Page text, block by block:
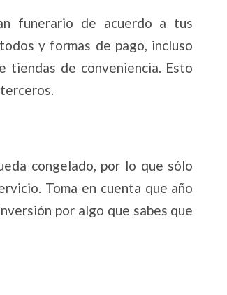
funerario de acuerdo a tus
y formas de pago, incluso
tiendas de conveniencia. Esto
congelado, por lo que sólo
Toma en cuenta que año
por algo que sabes que